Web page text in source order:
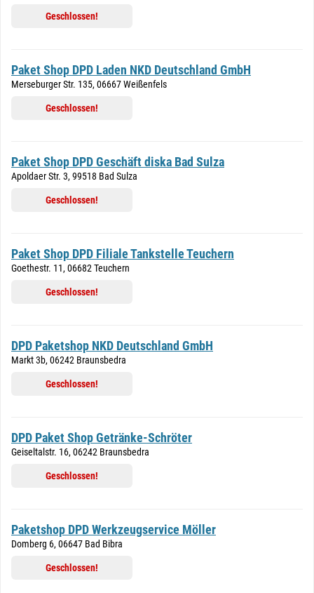
Geschlossen!
Paket Shop DPD Laden NKD Deutschland GmbH
Merseburger Str. 135, 06667 Weißenfels
Geschlossen!
Paket Shop DPD Geschäft diska Bad Sulza
Apoldaer Str. 3, 99518 Bad Sulza
Geschlossen!
Paket Shop DPD Filiale Tankstelle Teuchern
Goethestr. 11, 06682 Teuchern
Geschlossen!
DPD Paketshop NKD Deutschland GmbH
Markt 3b, 06242 Braunsbedra
Geschlossen!
DPD Paket Shop Getränke-Schröter
Geiseltalstr. 16, 06242 Braunsbedra
Geschlossen!
Paketshop DPD Werkzeugservice Möller
Domberg 6, 06647 Bad Bibra
Geschlossen!